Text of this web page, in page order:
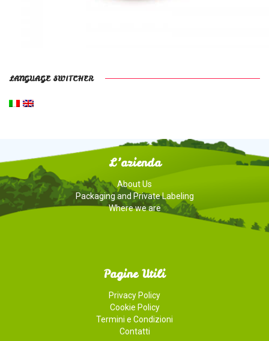
LANGUAGE SWITCHER
L’azienda
About Us
Packaging and Private Labeling
Where we are
Pagine Utili
Privacy Policy
Cookie Policy
Termini e Condizioni
Contatti